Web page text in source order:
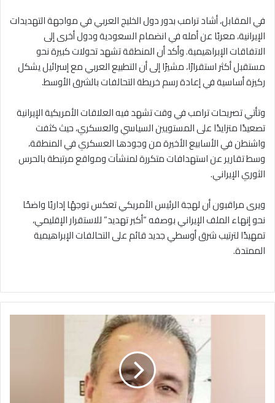
في المقابل، أشاد ترامب بدور دول الخليج العربي في مواجهة التهديدات
الإيرانية، معربًا عن أمله في انضمام السعودية ودول أخرى إلى
الاتفاقات الإبراهيمية. وأكد أن المنطقة تشهد تحولات كبيرة نحو
مستقبل أكثر استقرارًا، مشيرًا إلى أن التطبيع العربي مع إسرائيل يشكل
ركيزة أساسية في إعادة رسم خريطة التحالفات بالشرق الأوسط.
وتأتي تصريحات ترامب في وقت تشهد فيه العلاقات الأمريكية الإيرانية
تصعيدًا متزايدًا على المستويين السياسي والعسكري، حيث كثفت
واشنطن في الأسابيع الأخيرة من وجودها العسكري في المنطقة،
وسط تقارير عن استهدافات متكررة لمنشآت ومواقع مرتبطة بالحرس
الثوري الإيراني.
ويرى مراقبون أن لهجة الرئيس الأمريكي تعكس توجهًا إداريًا واضحًا
نحو إنهاء الملف الإيراني بوصفه “أكبر تهديد” للاستقرار الإقليمي،
تمهيدًا لترتيب شرق أوسطي جديد قائم على التحالفات الإبراهيمية
الممتدة.